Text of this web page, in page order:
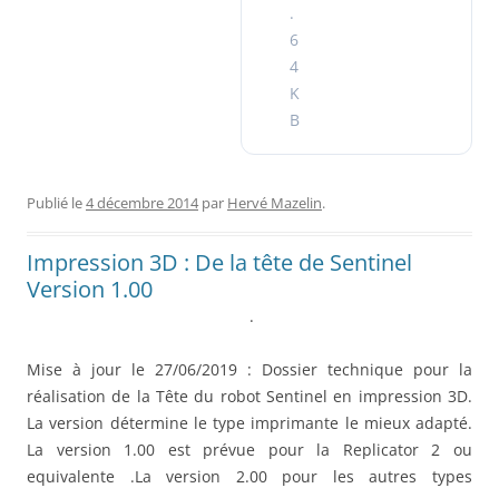
.
6
4
K
B
Publié le4 décembre 2014par Hervé Mazelin.
Impression 3D : De la tête de Sentinel
Version 1.00
.
Mise à jour le 27/06/2019 : Dossier technique pour la
réalisation de la Tête du robot Sentinel en impression 3D.
La version détermine le type imprimante le mieux adapté.
La version 1.00 est prévue pour la Replicator 2 ou
equivalente .La version 2.00 pour les autres types